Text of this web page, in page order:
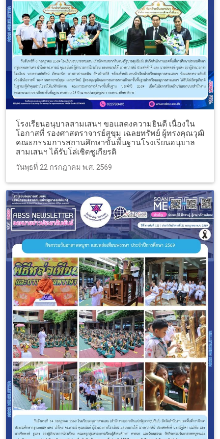
โรงเรียนอนุบาลสามเสนฯ ขอแสดงความยินดี เนื่องใน
โอกาสที่ รองศาสตราจารย์สุขุม เฉลยทรัพย์ ผู้ทรงคุณวุฒิ
คณะกรรมการสถานศึกษาขั้นพื้นฐานโรงเรียนอนุบาล
สามเสนฯ ได้รับโล่เชิดชูเกียรติ
วันพุธที่ 22 กรกฎาคม พ.ศ. 2569